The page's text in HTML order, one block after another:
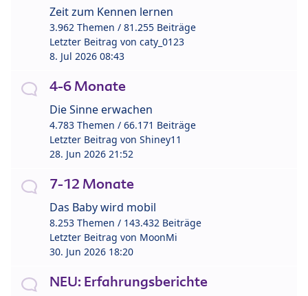
Zeit zum Kennen lernen
3.962 Themen / 81.255 Beiträge
Letzter Beitrag von caty_0123
8. Jul 2026 08:43
4-6 Monate
Die Sinne erwachen
4.783 Themen / 66.171 Beiträge
Letzter Beitrag von Shiney11
28. Jun 2026 21:52
7-12 Monate
Das Baby wird mobil
8.253 Themen / 143.432 Beiträge
Letzter Beitrag von MoonMi
30. Jun 2026 18:20
NEU: Erfahrungsberichte